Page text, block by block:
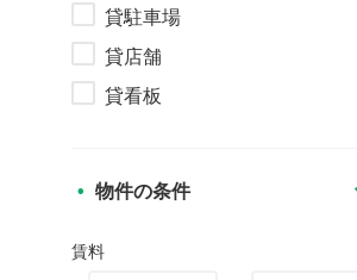
貸駐車場
貸店舗
貸看板
物件の条件
賃料